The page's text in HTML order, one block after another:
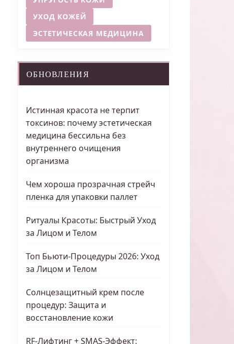
УХОД КОЖЕЙ
ЭСТЕТИЧЕСКАЯ МЕДИЦИНА
ОБНОВЛЕНИЯ
Истинная красота не терпит
токсинов: почему эстетическая
медицина бессильна без
внутреннего очищения
организма
Чем хороша прозрачная стрейч
пленка для упаковки паллет
Ритуалы Красоты: Быстрый Уход
за Лицом и Телом
Топ Бьюти-Процедуры 2026: Уход
за Лицом и Телом
Солнцезащитный крем после
процедур: Защита и
восстановление кожи
RF-Лифтинг + SMAS-Эффект: